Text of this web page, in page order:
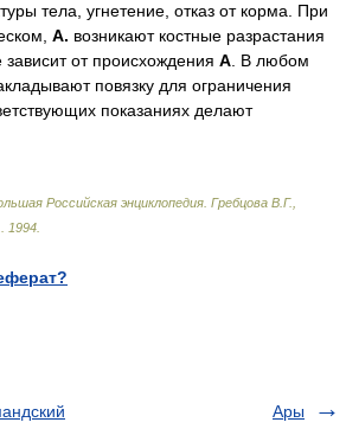
тела, угнетение, отказ от корма. При
А. возникают костные разрастания
от происхождения А . В любом
повязку для ограничения
показаниях делают
Российская энциклопедия Гребцова В.Г.,
1994
Ары